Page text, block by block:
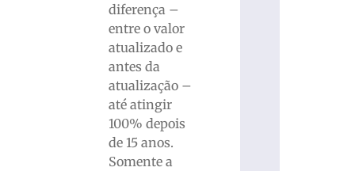
diferença –
entre o valor
atualizado e
antes da
atualização –
até atingir
100% depois
de 15 anos.
Somente a